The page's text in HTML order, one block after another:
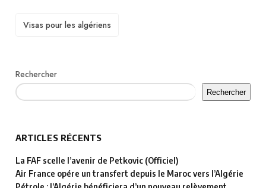
TAGS
Visas pour les algériens
Rechercher
Rechercher
ARTICLES RÉCENTS
La FAF scelle l’avenir de Petkovic (Officiel)
Air France opére un transfert depuis le Maroc vers l’Algérie